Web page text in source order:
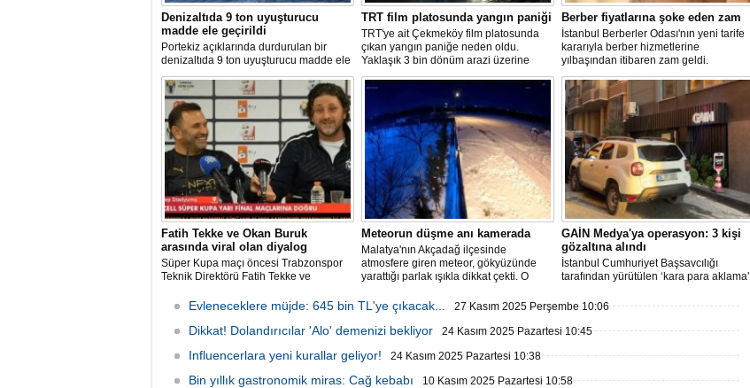
Denizaltıda 9 ton uyuşturucu
madde ele geçirildi
Portekiz açıklarında durdurulan bir
denizaltıda 9 ton uyuşturucu madde ele
geçirilirken, ülke tarihinin en büyük
uyuşturucu operasyonlarından biri
olarak kayda geçen baskında 4 kişi
gözaltına alındı.
TRT film platosunda yangın paniği
TRT'ye ait Çekmeköy film platosunda
çıkan yangın paniğe neden oldu.
Yaklaşık 3 bin dönüm arazi üzerine
kurulu platoda henüz belirlenemeyen
bir nedenle çıkan yangın sonrası
bölgeye çok sayıda itfaiye ekibi sevk
edildi.
Berber fiyatlarına şoke eden zam
İstanbul Berberler Odası'nın yeni tarife
kararıyla berber hizmetlerine
yılbaşından itibaren zam geldi.
Fatih Tekke ve Okan Buruk
arasında viral olan diyalog
Süper Kupa maçı öncesi Trabzonspor
Teknik Direktörü Fatih Tekke ve
Buruk arasında kilo üzerinden geçen
esprili sohbet sosyal medyada gündem
oldu.
Meteorun düşme anı kamerada
Malatya'nın Akçadağ ilçesinde
atmosfere giren meteor, gökyüzünde
yarattığı parlak ışıkla dikkat çekti. O
GAİN Medya'ya operasyon: 3 kişi
gözaltına alındı
İstanbul Cumhuriyet Başsavcılığı
tarafından yürütülen ‘kara para aklama'
Medya'ya operasyon düzenlendi.
Evleneceklere müjde: 645 bin TL'ye çıkacak... 27 Kasım 2025 Perşembe 10:06
Dikkat! Dolandırıcılar 'Alo' demenizi bekliyor 24 Kasım 2025 Pazartesi 10:45
Influencerlara yeni kurallar geliyor! 24 Kasım 2025 Pazartesi 10:38
Bin yıllık gastronomik miras: Cağ kebabı 10 Kasım 2025 Pazartesi 10:58